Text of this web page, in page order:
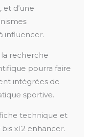
et d’une
influencer.
recherche
pourra faire
intégrées de
sportive.
technique et
x12 enhancer.